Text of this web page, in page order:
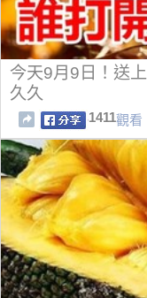
今天9月9日！送
久久
1411觀看